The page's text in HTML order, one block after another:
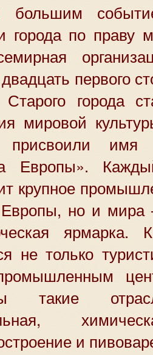
города по праву
первого
Старого города
мировой
присвоили имя
Европы».
крупное
Европы, но и мира
ярмарка.
не только
такие
и